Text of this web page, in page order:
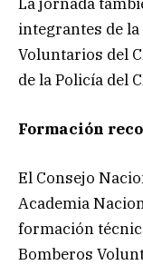
integrantes de
Voluntarios del
de la Policía del
Formación
El Consejo
Academia
formación
Bomberos